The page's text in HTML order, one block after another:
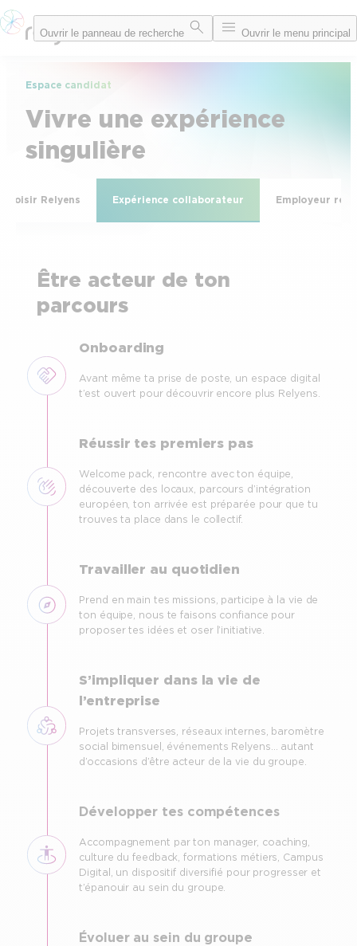
Aller
au
Ouvrir le panneau de recherche Ouvrir le menu principal
Espace candidat
Vivre une expérience
singulière
Choisir Relyens Expérience collaborateur Employeur
Être acteur de ton
parcours
Onboarding
Avant même ta prise de poste, un espace digital
t’est ouvert pour découvrir encore plus Relyens.
Réussir tes premiers pas
Welcome pack, rencontre avec ton équipe,
découverte des locaux, parcours d’intégration
européen, ton arrivée est préparée pour que tu
trouves ta place dans le collectif.
Travailler au quotidien
Prend en main tes missions, participe à la vie de
ton équipe, nous te faisons confiance pour
proposer tes idées et oser l’initiative.
S’impliquer dans la vie de
l’entreprise
Projets transverses, réseaux internes, baromètre
social bimensuel, événements Relyens… autant
d’occasions d’être acteur de la vie du groupe.
Développer tes compétences
Accompagnement par ton manager, coaching,
culture du feedback, formations métiers, Campus
Digital, un dispositif diversifié pour progresser et
t’épanouir au sein du groupe.
Évoluer au sein du groupe